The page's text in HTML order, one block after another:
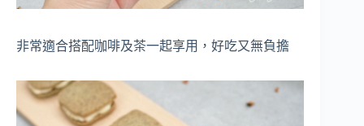
非常適合搭配咖啡及茶一起享用，好吃又無負擔